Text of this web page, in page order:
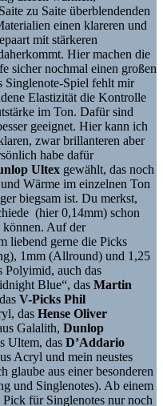
zu Saite überblendenden
einen klareren und
mit stärkeren
Hier machen die
sicher nochmal einen großen
Singlenote-Spiel fehlt mir
Elastizität die Kontrolle
im Ton. Dafür sind
geeignet. Hier kann ich
zwar brillanteren aber
habe dafür
Ultex gewählt, das noch
Wärme im einzelnen Ton
biegsam ist. Du merkst,
(hier 0,14mm) schon
können. Auf der
liebend gerne die Picks
1mm (Allround) und 1,25
Polyimid, auch das
Blue“, das Martin
V-Picks Phil
das Hense Oliver
Galalith, Dunlop
Ultem, das D’Addario
Acryl und mein neustes
glaube aus einer besonderen
und Singlenotes). Ab einem
Pick für Singlenotes nur noch